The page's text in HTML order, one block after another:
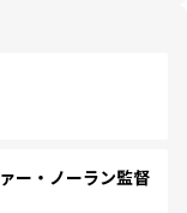
ー・ノーラン監督